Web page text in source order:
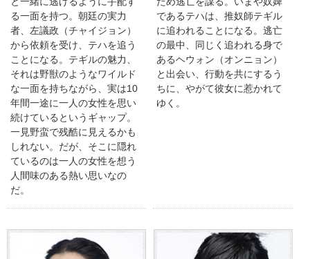
る一面を持つ。朝廷の実力
者、左議政（チャイジョン）
から依頼を受け、テハを追う
ことになる。テギルの魅力、
それは野獣のようなワイルド
な一面を持ちながら、実は10
年間一途に一人の女性を思い
続けているというギャップ。
一見野蛮で残酷に見えるかも
しれない。だが、そこに隠れ
ているのは一人の女性を想う
人間味のある熱い思いなの
だ。
であるテハは、推奴師テギル
に追われることになる。逃亡
の最中、同じく追われる身で
あるヘウォン（オンニョン）
と出会い、行動を共にするう
ちに、やがて彼女に惹かれて
ゆく。